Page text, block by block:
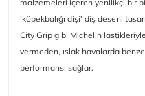
malzemeleri içeren yenilikçi bir
'köpekbalığı dişi' diş deseni
City Grip gibi Michelin
vermeden, ıslak havalarda
performansı sağlar.